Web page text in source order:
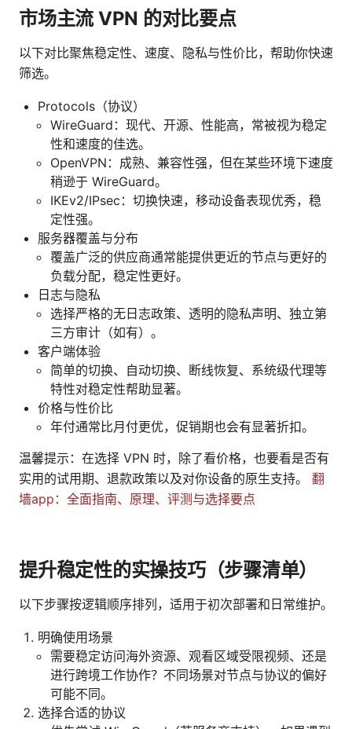
市场主流 VPN 的对比要点
以下对比聚焦稳定性、速度、隐私与性价比，帮助你快速
筛选。
Protocols（协议）
WireGuard：现代、开源、性能高，常被视为稳定
性和速度的佳选。
OpenVPN：成熟、兼容性强，但在某些环境下速度
稍逊于 WireGuard。
IKEv2/IPsec：切换快速，移动设备表现优秀，稳
定性强。
服务器覆盖与分布
覆盖广泛的供应商通常能提供更近的节点与更好的
负载分配，稳定性更好。
日志与隐私
选择严格的无日志政策、透明的隐私声明、独立第
三方审计（如有）。
客户端体验
简单的切换、自动切换、断线恢复、系统级代理等
特性对稳定性帮助显著。
价格与性价比
年付通常比月付更优，促销期也会有显著折扣。
温馨提示：在选择 VPN 时，除了看价格，也要看是否有
实用的试用期、退款政策以及对你设备的原生支持。 翻
墙app：全面指南、原理、评测与选择要点
提升稳定性的实操技巧（步骤清单）
以下步骤按逻辑顺序排列，适用于初次部署和日常维护。
明确使用场景
需要稳定访问海外资源、观看区域受限视频、还是
进行跨境工作协作？不同场景对节点与协议的偏好
可能不同。
选择合适的协议